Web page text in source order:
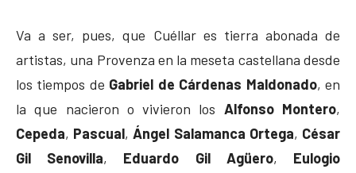
Va a ser, pues, que Cuéllar es tierra abonada de
artistas, una Provenza en la meseta castellana desde
los tiempos de Gabriel de Cárdenas Maldonado, en
la que nacieron o vivieron los Alfonso Montero,
Cepeda, Pascual,Ángel Salamanca Ortega, César
Gil Senovilla, Eduardo Gil Agüero, Eulogio